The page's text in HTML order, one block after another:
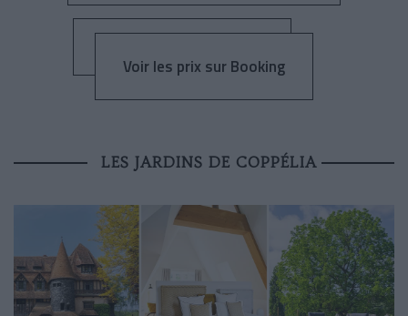
Voir les prix sur Booking
LES JARDINS DE COPPÉLIA